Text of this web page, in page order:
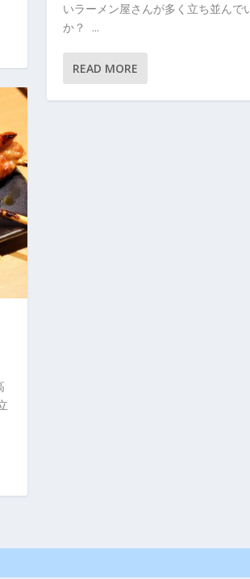
いラーメン屋さんが多く立ち並んで
か？ ...
READ MORE